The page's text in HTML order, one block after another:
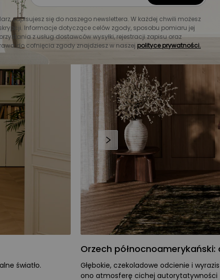
światło.
Orzech
Głębokie, czekoladowe odcienie i
ono atmosferę cichej autorytatywności
zapisujesz się do naszego newslettera. W każdej chwili możesz
Informacje dotyczące celów zgody, sposobu pomiaru jej
z usług dostawców wysyłki, rejestracji zapisu oraz
do cofnięcia zgody znajdziesz w naszej polityce prywatności.